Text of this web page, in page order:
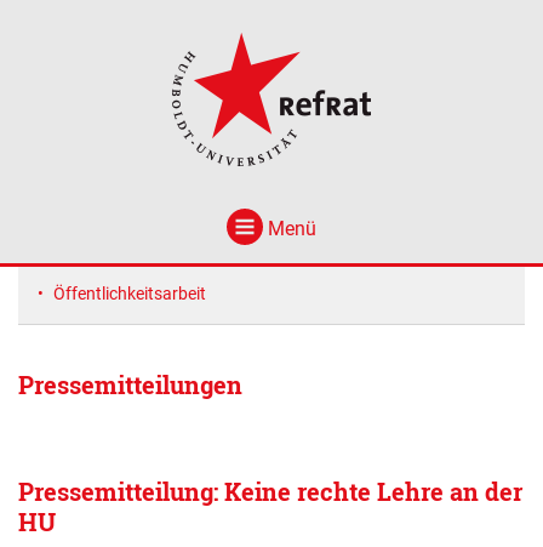
Menü
Öffentlichkeitsarbeit
Pressemitteilungen
Pressemitteilung: Keine rechte Lehre an der
HU